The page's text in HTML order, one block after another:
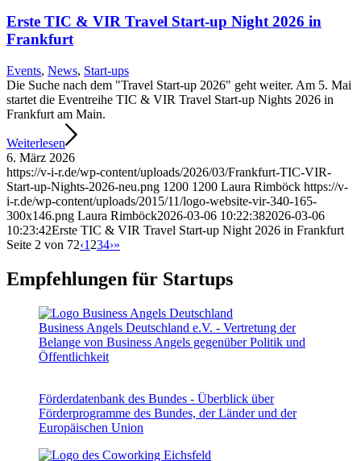
Erste TIC & VIR Travel Start-up Night 2026 in
Frankfurt
Events, News, Start-ups
Die Suche nach dem "Travel Start-up 2026" geht weiter. Am 5. Mai
startet die Eventreihe TIC & VIR Travel Start-up Nights 2026 in
Frankfurt am Main.
Weiterlesen
6. März 2026
https://v-i-r.de/wp-content/uploads/2026/03/Frankfurt-TIC-VIR-
Start-up-Nights-2026-neu.png 1200 1200 Laura Rimböck https://v-
i-r.de/wp-content/uploads/2015/11/logo-website-vir-340-165-
300x146.png Laura Rimböck2026-03-06 10:22:382026-03-06
10:23:42Erste TIC & VIR Travel Start-up Night 2026 in Frankfurt
Seite 2 von 72‹1 234›»
Empfehlungen für Startups
Business Angels Deutschland e.V. - Vertretung der
Belange von Business Angels gegenüber Politik und
Öffentlichkeit
Förderdatenbank des Bundes - Überblick über
Förderprogramme des Bundes, der Länder und der
Europäischen Union